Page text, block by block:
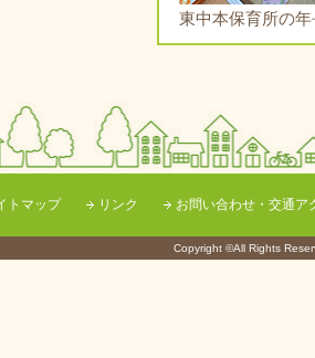
東中本保育所の
トマップ リンク お問い合わせ・交通ア
Copyright ©All Rights